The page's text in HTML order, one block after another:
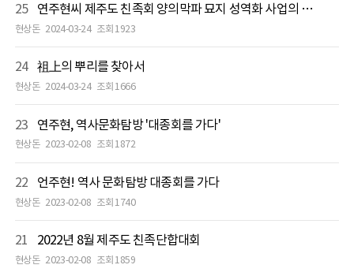
25 연주현씨 제주도 친족회 양의막파 묘지 성역화 사업의 발자취
현상돈 2024-03-24 조회 1923
24 祖上의 뿌리를 찾아서
현상돈 2024-03-24 조회 1666
23 연주현, 역사문화탐방 '대종회를 가다'
현상돈 2023-02-08 조회 1872
22 언주현! 역사 문화탐방 대종회를 가다
현상돈 2023-02-08 조회 1740
21 2022년 8월 제주도 친족단합대회
현상돈 2023-02-08 조회 1859